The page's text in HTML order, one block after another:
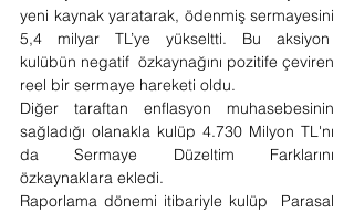
yeni kaynak yaratarak, ödenmiş sermayesini
5,4 milyar TL’ye yükseltti. Bu aksiyon
kulübün negatif  özkaynağını pozitife çeviren
reel bir sermaye hareketi oldu.
Diğer taraftan enflasyon muhasebesinin
sağladığı olanakla kulüp 4.730 Milyon TL'nı
da Sermaye Düzeltim Farklarını
özkaynaklara ekledi.
Raporlama dönemi itibariyle kulüp  Parasal